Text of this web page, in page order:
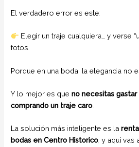
El verdadero error es este:
Elegir un traje cualquiera… y verse
fotos.
Porque en una boda, la elegancia no
Y lo mejor es queno necesitas
comprando un traje caro
La solución más inteligente es la
bodas en Centro Historico, y aquí vas